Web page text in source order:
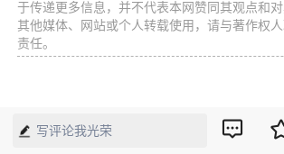
于传递更多信息，并不代表本网赞同其观点和
其他媒体、网站或个人转载使用，请与著作权
责任。
写评论我光荣